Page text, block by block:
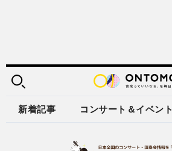
新着記事 コンサート＆イベント